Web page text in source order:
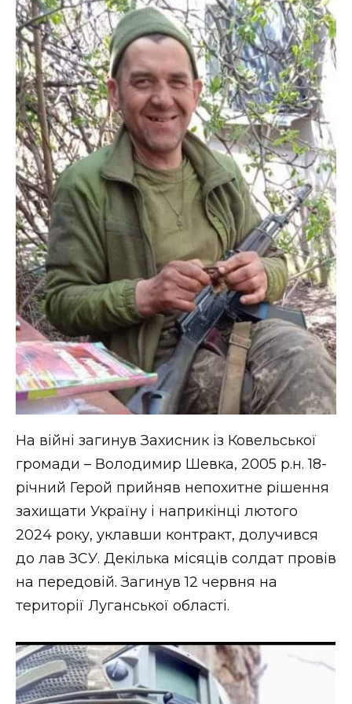
На війні загинув Захисник із Ковельської
громади – Володимир Шевка, 2005 р.н. 18-
річний Герой прийняв непохитне рішення
захищати Україну і наприкінці лютого
2024 року, уклавши контракт, долучився
до лав ЗСУ. Декілька місяців солдат провів
на передовій. Загинув 12 червня на
території Луганської області.